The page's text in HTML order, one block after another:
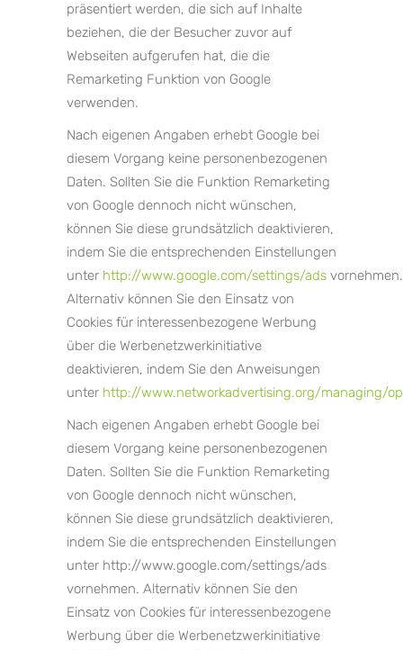
präsentiert werden, die sich auf Inhalte
beziehen, die der Besucher zuvor auf
Webseiten aufgerufen hat, die die
Remarketing Funktion von Google
verwenden.
Nach eigenen Angaben erhebt Google bei
diesem Vorgang keine personenbezogenen
Daten. Sollten Sie die Funktion Remarketing
von Google dennoch nicht wünschen,
können Sie diese grundsätzlich deaktivieren,
indem Sie die entsprechenden Einstellungen
unter http://www.google.com/settings/ads vornehmen.
Alternativ können Sie den Einsatz von
Cookies für interessenbezogene Werbung
über die Werbenetzwerkinitiative
deaktivieren, indem Sie den Anweisungen
unter http://www.networkadvertising.org/managing/
Nach eigenen Angaben erhebt Google bei
diesem Vorgang keine personenbezogenen
Daten. Sollten Sie die Funktion Remarketing
von Google dennoch nicht wünschen,
können Sie diese grundsätzlich deaktivieren,
indem Sie die entsprechenden Einstellungen
unter http://www.google.com/settings/ads
vornehmen. Alternativ können Sie den
Einsatz von Cookies für interessenbezogene
Werbung über die Werbenetzwerkinitiative